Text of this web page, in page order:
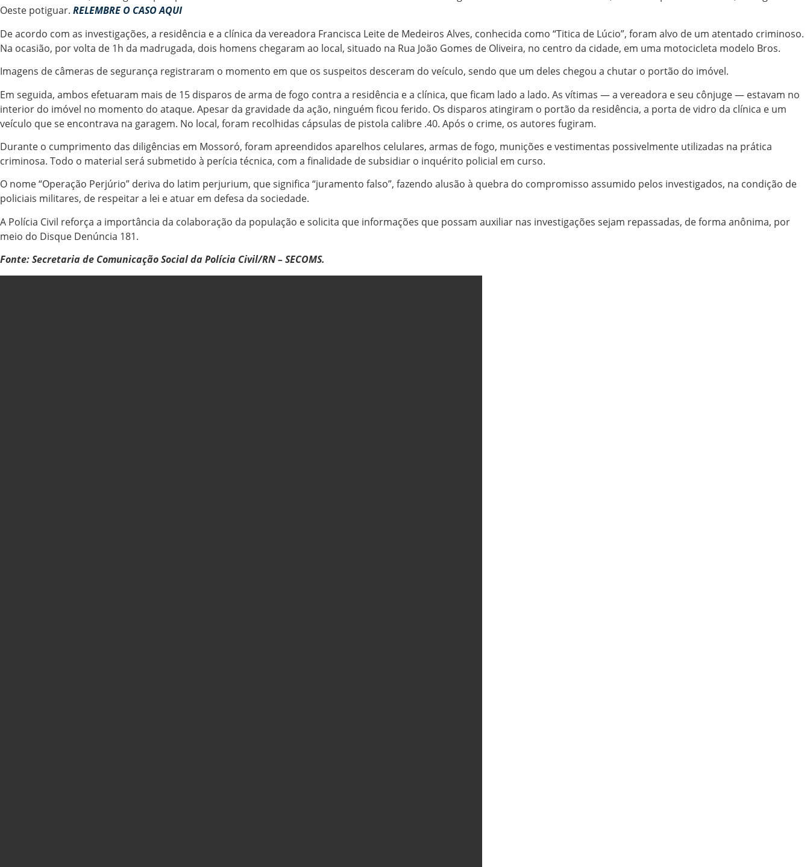
Oeste potiguar. RELEMBRE O CASO AQUI
De acordo com as investigações, a residência e a clínica da vereadora Francisca Leite de Medeiros Alves, conhecida como “Titica de Lúcio”, foram alvo de um atentado criminoso.
Na ocasião, por volta de 1h da madrugada, dois homens chegaram ao local, situado na Rua João Gomes de Oliveira, no centro da cidade, em uma motocicleta modelo Bros.
Imagens de câmeras de segurança registraram o momento em que os suspeitos desceram do veículo, sendo que um deles chegou a chutar o portão do imóvel.
Em seguida, ambos efetuaram mais de 15 disparos de arma de fogo contra a residência e a clínica, que ficam lado a lado. As vítimas — a vereadora e seu cônjuge — estavam no
interior do imóvel no momento do ataque. Apesar da gravidade da ação, ninguém ficou ferido. Os disparos atingiram o portão da residência, a porta de vidro da clínica e um
veículo que se encontrava na garagem. No local, foram recolhidas cápsulas de pistola calibre .40. Após o crime, os autores fugiram.
Durante o cumprimento das diligências em Mossoró, foram apreendidos aparelhos celulares, armas de fogo, munições e vestimentas possivelmente utilizadas na prática
criminosa. Todo o material será submetido à perícia técnica, com a finalidade de subsidiar o inquérito policial em curso.
O nome “Operação Perjúrio” deriva do latim perjurium, que significa “juramento falso”, fazendo alusão à quebra do compromisso assumido pelos investigados, na condição de
policiais militares, de respeitar a lei e atuar em defesa da sociedade.
A Polícia Civil reforça a importância da colaboração da população e solicita que informações que possam auxiliar nas investigações sejam repassadas, de forma anônima, por
meio do Disque Denúncia 181.
Fonte: Secretaria de Comunicação Social da Polícia Civil/RN – SECOMS.